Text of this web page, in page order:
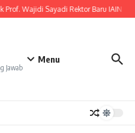
Prof. Wajidi Sayadi Rektor Baru IAIN
Jawab
Menu